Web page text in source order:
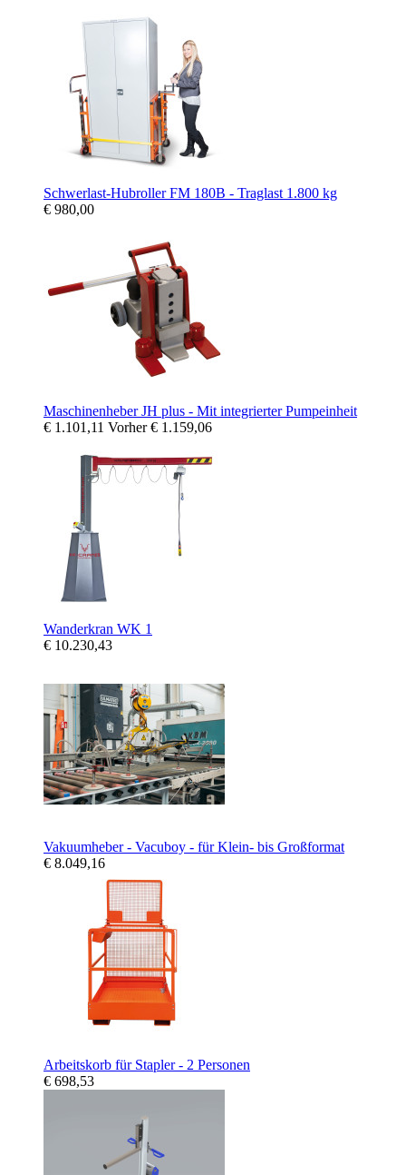
Schwerlast-Hubroller FM 180B - Traglast 1.800 kg
€ 980,00
Maschinenheber JH plus - Mit integrierter Pumpeinheit
€ 1.101,11 Vorher€ 1.159,06
Wanderkran WK 1
€ 10.230,43
Vakuumheber - Vacuboy - für Klein- bis Großformat
€ 8.049,16
Arbeitskorb für Stapler - 2 Personen
€ 698,53